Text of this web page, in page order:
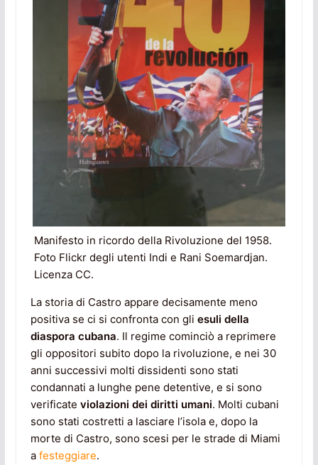
Manifesto in ricordo della Rivoluzione del 1958.
Foto Flickr degli utenti Indi e Rani Soemardjan.
Licenza CC.
La storia di Castro appare decisamente meno
positiva se ci si confronta con gli esuli della
diaspora cubana. Il regime cominciò a reprimere
gli oppositori subito dopo la rivoluzione, e nei 30
anni successivi molti dissidenti sono stati
condannati a lunghe pene detentive, e si sono
verificate violazioni dei diritti umani. Molti cubani
sono stati costretti a lasciare l’isola e, dopo la
morte di Castro, sono scesi per le strade di Miami
a festeggiare.